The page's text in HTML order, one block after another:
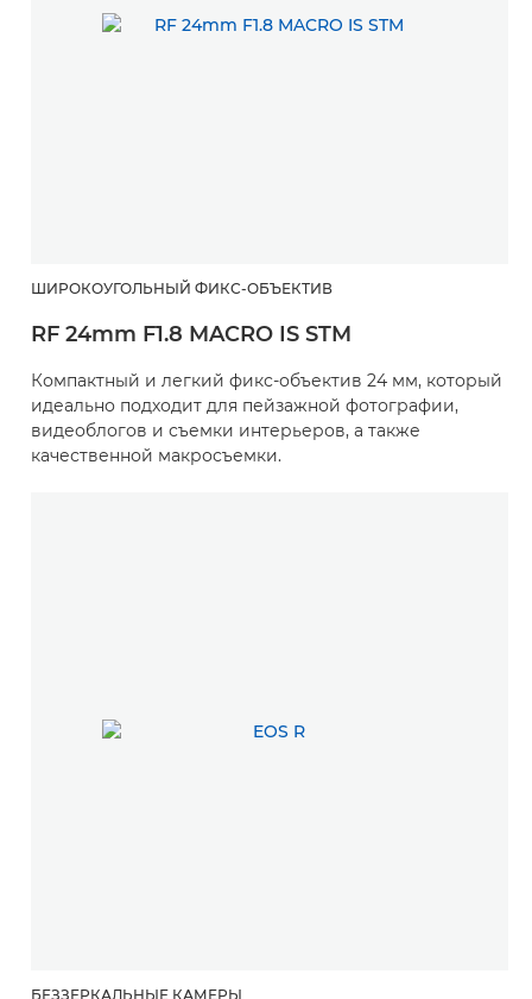
ШИРОКОУГОЛЬНЫЙ ФИКС-ОБЪЕКТИВ
RF 24mm F1.8 MACRO IS STM
Компактный и легкий фикс-объектив 24 мм, который
идеально подходит для пейзажной фотографии,
видеоблогов и съемки интерьеров, а также
качественной макросъемки.
БЕЗЗЕРКАЛЬНЫЕ КАМЕРЫ